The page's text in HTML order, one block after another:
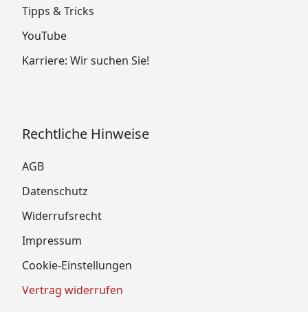
Tipps & Tricks
YouTube
Karriere: Wir suchen Sie!
Rechtliche Hinweise
AGB
Datenschutz
Widerrufsrecht
Impressum
Cookie-Einstellungen
Vertrag widerrufen